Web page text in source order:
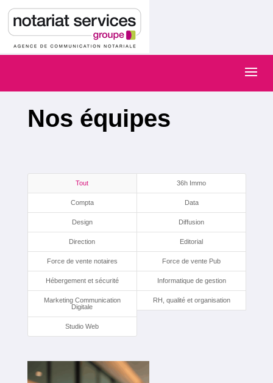
Nos équipes
Tout 36h Immo
Compta Data
Design Diffusion
Direction Editorial
Force de vente notaires Force de vente Pub
Hébergement et sécurité Informatique de gestion
Marketing Communication
Digitale
RH, qualité et organisation
Studio Web